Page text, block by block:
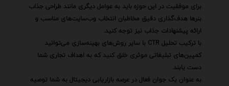
برای موفقیت در این حوزه باید به عوامل دیگری مانند طراحی جذاب
بنرها هدف‌گذاری دقیق مخاطبان انتخاب وب‌سایت‌های مناسب و
ارائه پیشنهادات جذاب نیز توجه کنید.
با ترکیب تحلیل CTR با سایر روش‌های بهینه‌سازی می‌توانید
کمپین‌های تبلیغاتی موثری خلق کنید که به اهداف تجاری شما
دست یابند.
به عنوان یک جوان فعال در عرصه بازاریابی دیجیتال به شما توصیه